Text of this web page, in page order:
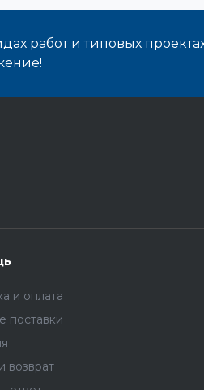
работ и типовых
и оплата
поставки
возврат